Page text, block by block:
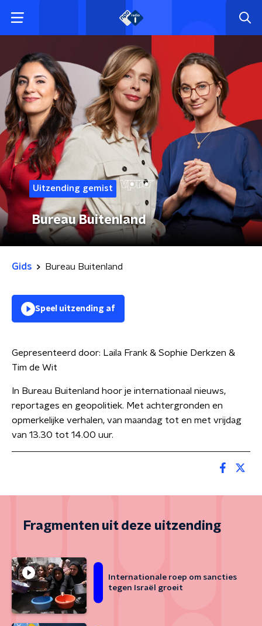
Uitzending gemist
Bureau Buitenland
Gids Bureau Buitenland
Speel uitzending af
Gepresenteerd door: Laila Frank & Sophie Derkzen &
Tim de Wit
In Bureau Buitenland hoor je internationaal nieuws,
reportages en geopolitiek. Met achtergronden en
opmerkelijke verhalen, van maandag tot en met vrijdag
van 13.30 tot 14.00 uur.
Fragmenten uit deze uitzending
Internationale roep om sancties
tegen Israël groeit